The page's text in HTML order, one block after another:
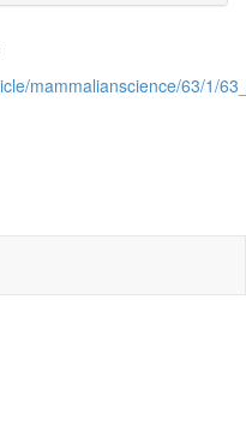
mammalianscience/63/1/